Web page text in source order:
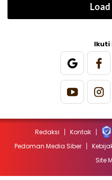
Ikuti
Redaksi Kontak
Pedoman Media Siber
Site